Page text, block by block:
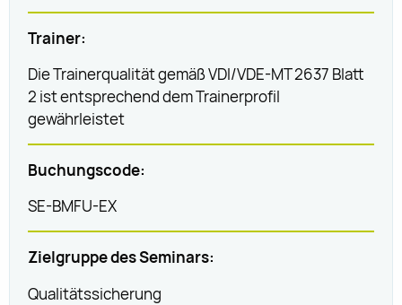
Trainer:
Die Trainerqualität gemäß VDI/VDE-MT 2637 Blatt
2 ist entsprechend dem Trainerprofil
gewährleistet
Buchungscode:
SE-BMFU-EX
Zielgruppe des Seminars:
Qualitätssicherung